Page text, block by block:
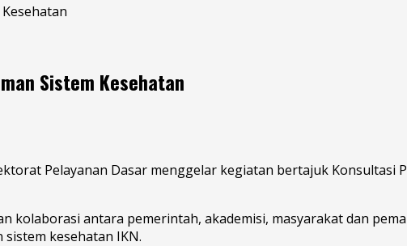
Sistem Kesehatan
Pelayanan Dasar menggelar kegiatan bertajuk Konsultasi
antara pemerintah, akademisi, masyarakat dan
kesehatan IKN.